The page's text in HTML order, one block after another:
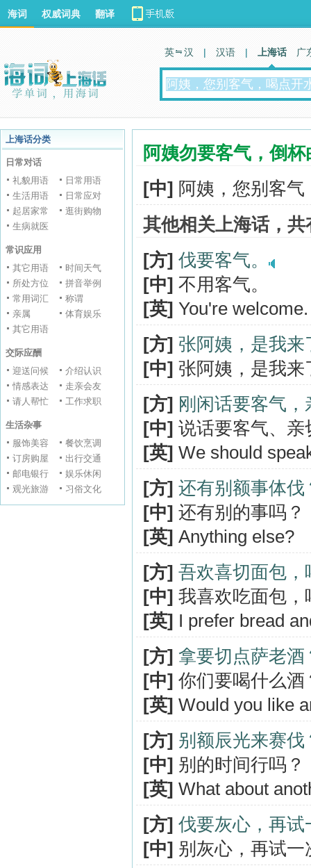
海词 权威词典 翻译
英 汉 | 汉语 | 上海话 广
上海话分类
日常对话
礼貌用语
日常用语
生活用语
日常应对
起居家常
逛街购物
生病就医
常识应用
其它用语
时间天气
所处方位
拼音举例
常用词汇
称谓
亲属
体育娱乐
其它用语
交际应酬
迎送问候
介绍认识
情感表达
走亲会友
请人帮忙
工作求职
生活杂事
服饰美容
餐饮烹调
订房购屋
出行交通
邮电银行
娱乐休闲
观光旅游
习俗文化
阿姨勿要客气，倒
[中] 阿姨，您别客
其他相关上海话，共
[方] 伐要客气。
[中] 不用客气。
[英] You're welcome.
[方] 张阿姨，是我来
[中] 张阿姨，是我来
[方] 刚闲话要客气，
[中] 说话要客气、亲
[英] We should
[方] 还有别额事体伐
[中] 还有别的事吗？
[英] Anything else?
[方] 吾欢喜切面包，
[中] 我喜欢吃面包，
[英] I prefer bread
[方] 拿要切点萨老酒
[中] 你们要喝什么酒
[英] Would you like
[方] 别额辰光来赛伐
[中] 别的时间行吗？
[英] What about
[方] 伐要灰心，再试
[中] 别灰心，再试一